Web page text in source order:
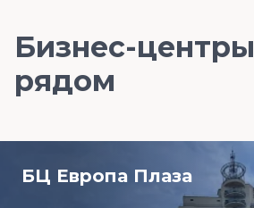
Бизнес-центры
рядом
БЦ Европа Плаза